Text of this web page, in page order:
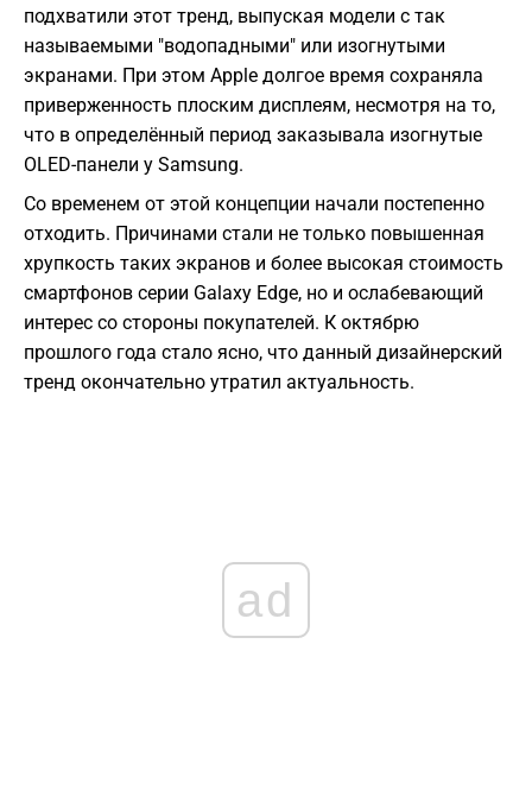
подхватили этот тренд, выпуская модели с так
называемыми "водопадными" или изогнутыми
экранами. При этом Apple долгое время сохраняла
приверженность плоским дисплеям, несмотря на то,
что в определённый период заказывала изогнутые
OLED-панели у Samsung.
Со временем от этой концепции начали постепенно
отходить. Причинами стали не только повышенная
хрупкость таких экранов и более высокая стоимость
смартфонов серии Galaxy Edge, но и ослабевающий
интерес со стороны покупателей. К октябрю
прошлого года стало ясно, что данный дизайнерский
тренд окончательно утратил актуальность.
ad